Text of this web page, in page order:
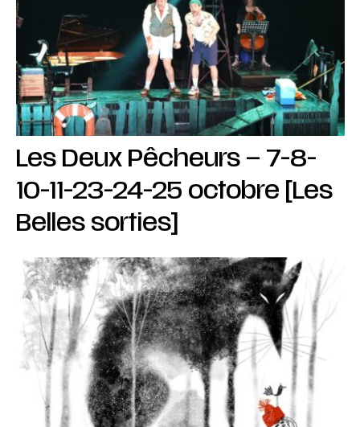
Les Deux Pêcheurs – 7-8-
10-11-23-24-25 octobre [Les
Belles sorties]